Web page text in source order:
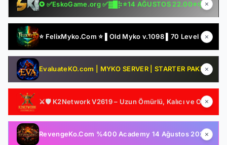
✪ ✅EskoGame.org ✅▓█⡷⭐14 AĞUSTOS 22.00⭐⢾█▓✅ERKEN KAYITA VİP PAKET HEDİYE !✅▓█⡷👉 v25XX FARM 👈
⭐ FelixMyko.Com ⭐ ▌Old Myko v.1098 ▌70 Level CAP ▌Official : 21 Ağustos Cuma 22:00 ▌Starter Paket Bizden !
EvaluateKO.com | MYKO SERVER | STARTER PAKET HEDİYE | 1.000.000 TL Ödül Havuzu | Official : 14 Ağustos 2026 -Cuma 21:00!
⚔️🛡️ K2Network V2619 – Uzun Ömürlü, Kalıcı ve Oyuncu Odaklı Farm Server | Ücretsiz PUS | Auto Upgrade | Şeffaf Sistemler | Gelişmiş Drop & Kutu Yapısı 🛡️⚔️
RevengeKo.Com %400 Academy 14 Ağustos 2026 | v.2585 Light Farm | 1500 TL Değerinde VIP Paket Hediye | GB Değerli / Item Kolay | LIGHT FARM SERVER